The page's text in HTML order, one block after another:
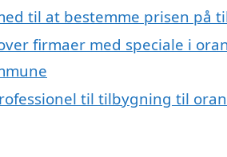
til at bestemme prisen på
firmaer med speciale i
til tilbygning til